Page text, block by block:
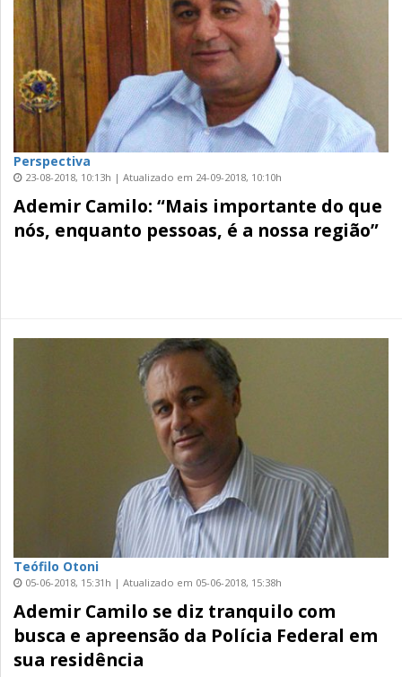
Perspectiva
23-08-2018, 10:13h | Atualizado em 24-09-2018, 10:10h
Ademir Camilo: “Mais importante do que
nós, enquanto pessoas, é a nossa região”
Teófilo Otoni
05-06-2018, 15:31h | Atualizado em 05-06-2018, 15:38h
Ademir Camilo se diz tranquilo com
busca e apreensão da Polícia Federal em
sua residência